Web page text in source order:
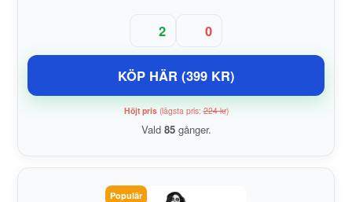
2 0
KÖP HÄR (399 KR)
Höjt pris(lägsta pris:224 kr)
Vald 85gånger.
Populär